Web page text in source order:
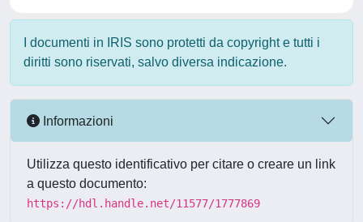
I documenti in IRIS sono protetti da copyright e tutti i
diritti sono riservati, salvo diversa indicazione.
Informazioni
Utilizza questo identificativo per citare o creare un link
a questo documento:
https://hdl.handle.net/11577/1777869